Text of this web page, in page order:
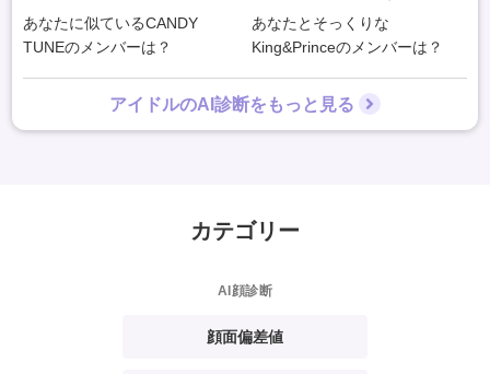
あなたに似ているCANDY
TUNEのメンバーは？
あなたとそっくりな
King&Princeのメンバーは？
アイドルのAI診断をもっと見る
カテゴリー
AI顔診断
顔面偏差値